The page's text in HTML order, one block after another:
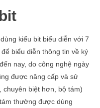
kiểu bit biểu diễn với 7
biểu diễn thông tin về ký
nay, do công nghệ ngày
được nâng cấp và sử
chuyên biệt hơn, bộ tám)
thường được dùng